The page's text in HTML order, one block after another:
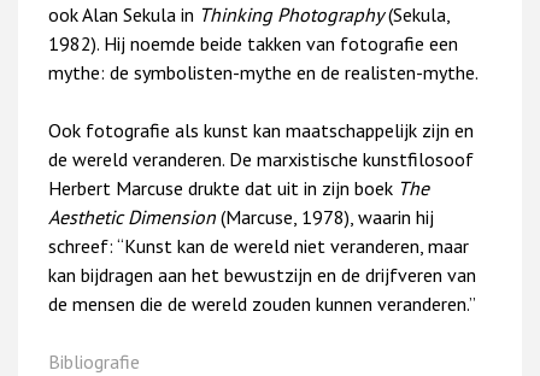
ook Alan Sekula in Thinking Photography(Sekula,
1982). Hij noemde beide takken van fotografie een
mythe: de symbolisten-mythe en de realisten-mythe.
Ook fotografie als kunst kan maatschappelijk zijn en
de wereld veranderen. De marxistische kunstfilosoof
Herbert Marcuse drukte dat uit in zijn boek The
Aesthetic Dimension (Marcuse, 1978), waarin hij
schreef: “Kunst kan de wereld niet veranderen, maar
kan bijdragen aan het bewustzijn en de drijfveren van
de mensen die de wereld zouden kunnen veranderen.”
Bibliografie